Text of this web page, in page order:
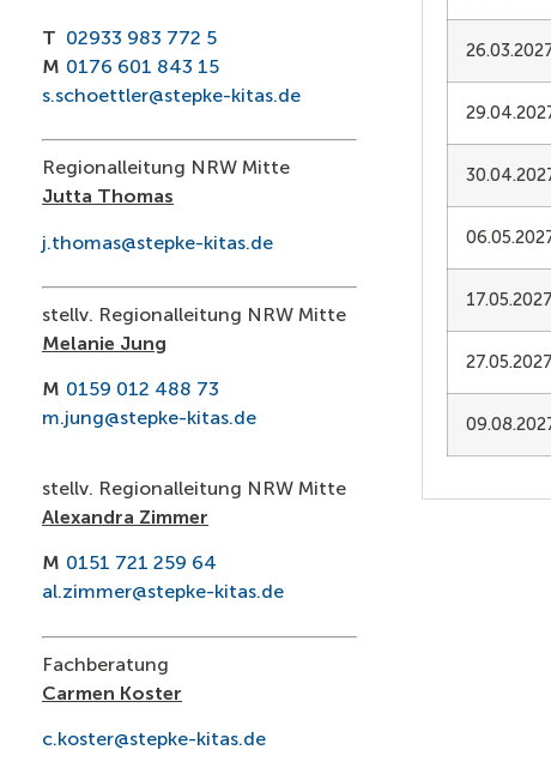
T 02933 983 772 5
M 0176 601 843 15
s.schoettler@stepke-kitas.de
Regionalleitung NRW Mitte
Jutta Thomas
j.thomas@stepke-kitas.de
stellv. Regionalleitung NRW Mitte
Melanie Jung
M 0159 012 488 73
m.jung@stepke-kitas.de
stellv. Regionalleitung NRW Mitte
Alexandra Zimmer
M 0151 721 259 64
al.zimmer@stepke-kitas.de
Fachberatung
Carmen Koster
c.koster@stepke-kitas.de
17.05.2027